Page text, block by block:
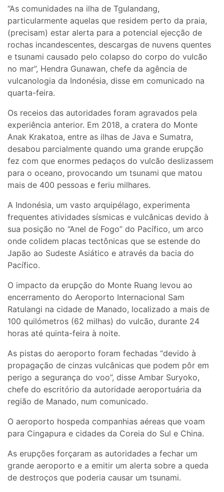
“As comunidades na ilha de Tgulandang,
particularmente aquelas que residem perto da praia,
(precisam) estar alerta para a potencial ejecção de
rochas incandescentes, descargas de nuvens quentes
e tsunami causado pelo colapso do corpo do vulcão
no mar”, Hendra Gunawan, chefe da agência de
vulcanologia da Indonésia, disse em comunicado na
quarta-feira.
Os receios das autoridades foram agravados pela
experiência anterior. Em 2018, a cratera do Monte
Anak Krakatoa, entre as ilhas de Java e Sumatra,
desabou parcialmente quando uma grande erupção
fez com que enormes pedaços do vulcão deslizassem
para o oceano, provocando um tsunami que matou
mais de 400 pessoas e feriu milhares.
A Indonésia, um vasto arquipélago, experimenta
frequentes atividades sísmicas e vulcânicas devido à
sua posição no “Anel de Fogo” do Pacífico, um arco
onde colidem placas tectônicas que se estende do
Japão ao Sudeste Asiático e através da bacia do
Pacífico.
O impacto da erupção do Monte Ruang levou ao
encerramento do Aeroporto Internacional Sam
Ratulangi na cidade de Manado, localizado a mais de
100 quilómetros (62 milhas) do vulcão, durante 24
horas até quinta-feira à noite.
As pistas do aeroporto foram fechadas “devido à
propagação de cinzas vulcânicas que podem pôr em
perigo a segurança do voo”, disse Ambar Suryoko,
chefe do escritório da autoridade aeroportuária da
região de Manado, num comunicado.
O aeroporto hospeda companhias aéreas que voam
para Cingapura e cidades da Coreia do Sul e China.
As erupções forçaram as autoridades a fechar um
grande aeroporto e a emitir um alerta sobre a queda
de destroços que poderia causar um tsunami.